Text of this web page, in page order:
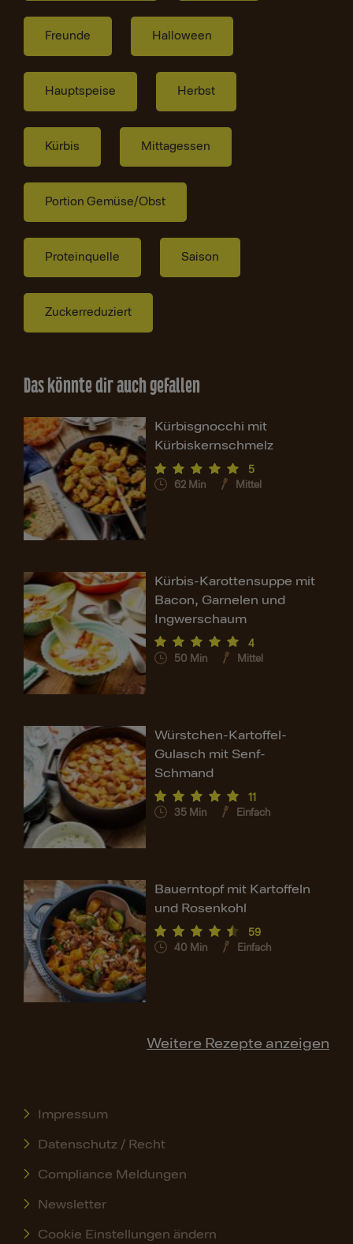
Freunde Halloween
Hauptspeise Herbst
Kürbis Mittagessen
Portion Gemüse/Obst
Proteinquelle Saison
Zuckerreduziert
Das könnte dir auch gefallen
Kürbisgnocchi mit
Kürbiskernschmelz
5
62 Min Mittel
Kürbis-Karottensuppe mit
Bacon, Garnelen und
Ingwerschaum
4
50 Min Mittel
Würstchen-Kartoffel-
Gulasch mit Senf-
Schmand
11
35 Min Einfach
Bauerntopf mit Kartoffeln
und Rosenkohl
59
40 Min Einfach
Weitere Rezepte anzeigen
Impressum
Datenschutz / Recht
Compliance Meldungen
Newsletter
Cookie Einstellungen ändern